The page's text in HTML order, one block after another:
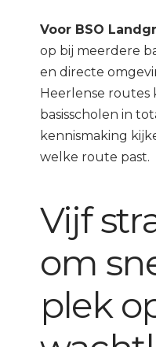
Voor BSO
op bij meerdere
en directe
Heerlense routes
basisscholen in
kennismaking
welke route past.
Vijf
om
plek